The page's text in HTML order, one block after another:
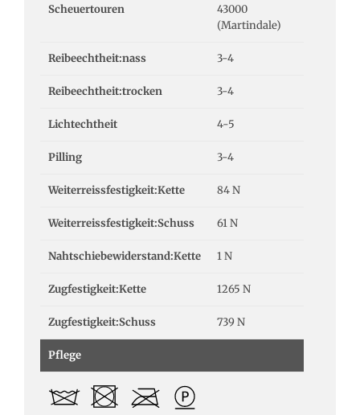
Scheuertouren
43000
(Martindale)
Reibeechtheit:nass 3-4
Reibeechtheit:trocken 3-4
Lichtechtheit 4-5
Pilling 3-4
Weiterreissfestigkeit:Kette 84 N
Weiterreissfestigkeit:Schuss 61 N
Nahtschiebewiderstand:Kette 1 N
Zugfestigkeit:Kette 1265 N
Zugfestigkeit:Schuss 739 N
Pflege